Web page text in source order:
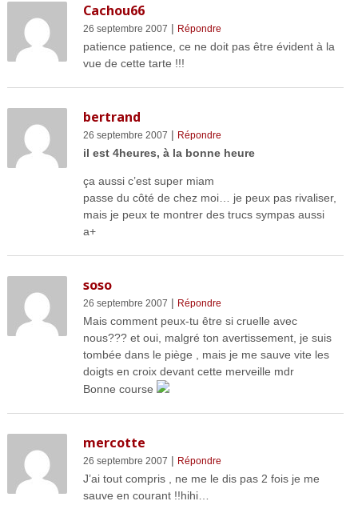
Cachou66
26 septembre 2007 | Répondre
patience patience, ce ne doit pas être évident à la
vue de cette tarte !!!
bertrand
26 septembre 2007 | Répondre
il est 4heures, à la bonne heure
ça aussi c’est super miam
passe du côté de chez moi… je peux pas rivaliser,
mais je peux te montrer des trucs sympas aussi
a+
soso
26 septembre 2007 | Répondre
Mais comment peux-tu être si cruelle avec
nous??? et oui, malgré ton avertissement, je suis
tombée dans le piège , mais je me sauve vite les
doigts en croix devant cette merveille mdr
Bonne course
mercotte
26 septembre 2007 | Répondre
J’ai tout compris , ne me le dis pas 2 fois je me
sauve en courant !!hihi…